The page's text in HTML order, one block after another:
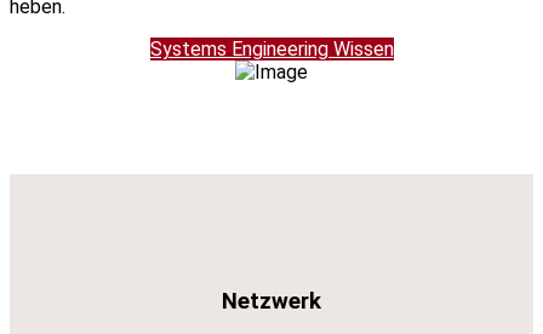
heben.
Systems Engineering Wissen
Netzwerk